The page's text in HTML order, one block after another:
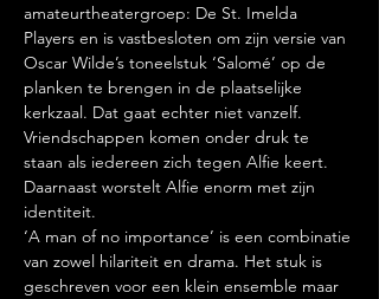
amateurtheatergroep: De St. Imelda
Players en is vastbesloten om zijn versie van
Oscar Wilde’s toneelstuk ‘Salomé’ op de
planken te brengen in de plaatselijke
kerkzaal. Dat gaat echter niet vanzelf.
Vriendschappen komen onder druk te
staan als iedereen zich tegen Alfie keert.
Daarnaast worstelt Alfie enorm met zijn
identiteit.
‘A man of no importance’ is een combinatie
van zowel hilariteit en drama. Het stuk is
geschreven voor een klein ensemble maar